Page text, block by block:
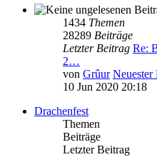
1434 Themen
28289 Beiträge
Letzter Beitrag Re:
2…
von Grûur Neuester
10 Jun 2020 20:18
Drachenfest
Themen
Beiträge
Letzter Beitrag